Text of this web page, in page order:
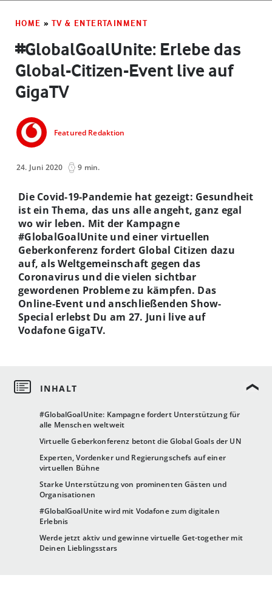
HOME » TV & ENTERTAINMENT
#GlobalGoalUnite: Erlebe das
Global-Citizen-Event live auf
GigaTV
Featured Redaktion
24. Juni 2020 9 min.
#GlobalGoalUnite: Kampagne fordert Unterstützung für
alle Menschen weltweit
Virtuelle Geberkonferenz betont die Global Goals der UN
Experten, Vordenker und Regierungschefs auf einer
virtuellen Bühne
Starke Unterstützung von prominenten Gästen und
Organisationen
#GlobalGoalUnite wird mit Vodafone zum digitalen
Erlebnis
Werde jetzt aktiv und gewinne virtuelle Get-together mit
Deinen Lieblingsstars
Die Covid-19-Pandemie hat gezeigt: Gesundheit
ist ein Thema, das uns alle angeht, ganz egal
wo wir leben. Mit der Kampagne
#GlobalGoalUnite und einer virtuellen
Geberkonferenz fordert Global Citizen dazu
auf, als Weltgemeinschaft gegen das
Coronavirus und die vielen sichtbar
gewordenen Probleme zu kämpfen. Das
Online-Event und anschließenden Show-
Special erlebst Du am 27. Juni live auf
Vodafone GigaTV.